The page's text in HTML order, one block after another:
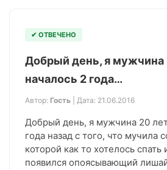
✔ ОТВЕЧЕНО
Добрый день, я мужчина
началось 2 года…
Автор: Гость | Дата: 21.06.2016
Добрый день, я мужчина 20
года назад с того, что мучила
которой как то хотелось спать
появился опоясывающий